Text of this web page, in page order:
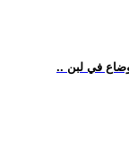
في لبن